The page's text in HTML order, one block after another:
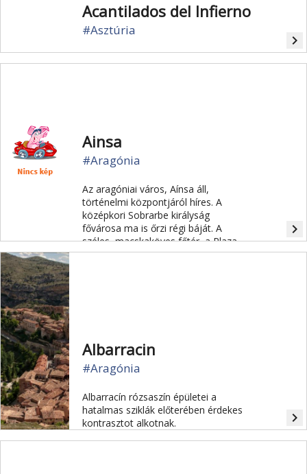
Acantilados del Infierno
#Asztúria
navigate_next
Ainsa
#Aragónia
Az aragóniai város, Aínsa áll,
történelmi központjáról híres. A
középkori Sobrarbe királyság
fővárosa ma is őrzi régi báját. A
széles, macskaköves főtér, a Plaza
Mayor körül szép, barna kőből épült
navigate_next
Albarracin
#Aragónia
Albarracín rózsaszín épületei a
hatalmas sziklák előterében érdekes
kontrasztot alkotnak.
navigate_next